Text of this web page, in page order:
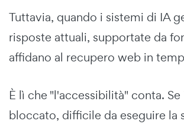
Tuttavia, quando i sistemi di IA
risposte attuali, supportate da
affidano al recupero web in
È lì che "l'accessibilità" conta.
bloccato, difficile da eseguire la